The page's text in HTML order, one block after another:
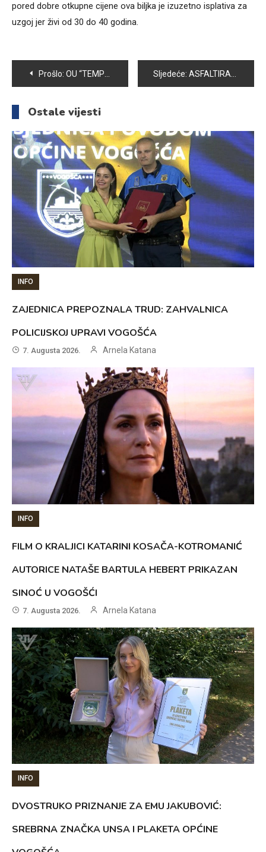
pored dobre otkupne cijene ova biljka je izuzetno isplativa za
uzgoj jer živi od 30 do 40 godina.
Navigacija
članaka
Prošlo: OU “TEMPO” USPJEŠNO REALIZOVALO AKCIJU PODJELE OGRIJEVA Sljedeće: ASFALTIRAN PARKING PROSTOR I PRILAZ ZGRADAMA U ULICI BRAĆE KRŠO
Ostale vijesti
INFO
ZAJEDNICA PREPOZNALA TRUD: ZAHVALNICA
POLICIJSKOJ UPRAVI VOGOŠĆA
7. Augusta 2026. Arnela Katana
INFO
FILM O KRALJICI KATARINI KOSAČA-KOTROMANIĆ
AUTORICE NATAŠE BARTULA HEBERT PRIKAZAN
SINOĆ U VOGOŠĆI
7. Augusta 2026. Arnela Katana
INFO
DVOSTRUKO PRIZNANJE ZA EMU JAKUBOVIĆ:
SREBRNA ZNAČKA UNSA I PLAKETA OPĆINE